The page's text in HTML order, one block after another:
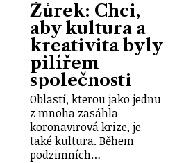
Žůrek: Chci,
aby kultura a
kreativita byly
pilířem
společnosti
Oblastí, kterou jako jednu
z mnoha zasáhla
koronavirová krize, je
také kultura. Během
podzimních…